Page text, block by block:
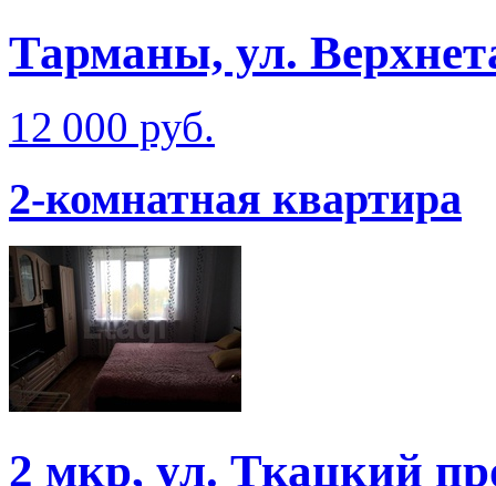
Тарманы, ул.
12 000 руб.
2-комнатная квартира
2 мкр, ул. Ткацкий